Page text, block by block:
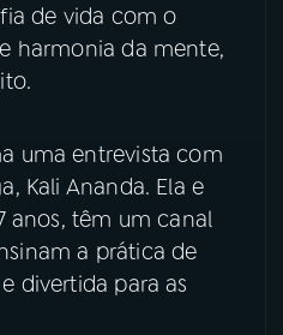
X
de vida com o
harmonia da mente,
uma entrevista com
Kali Ananda. Ela e
anos, têm um canal
a prática de
divertida para as